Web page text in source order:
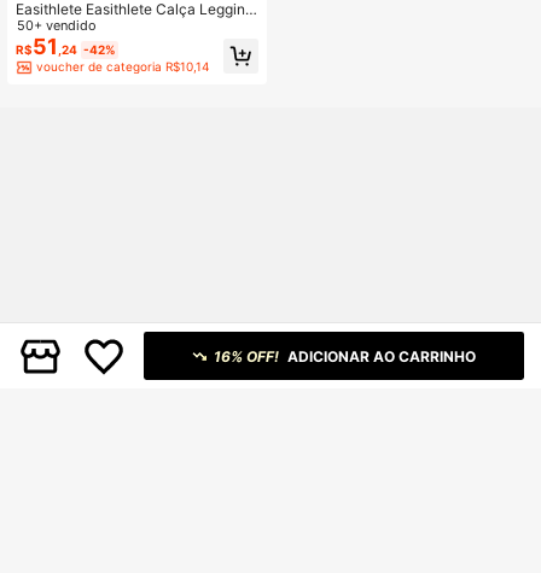
Easithlete Easithlete Calça Legging
Feminina de Cintura Alta para Fitne
ss, Esportes e Ioga
50+ vendido
R$51 ,24 -42%
voucher de categoria R$10,14
16% OFF! ADICIONAR AO CARRINHO